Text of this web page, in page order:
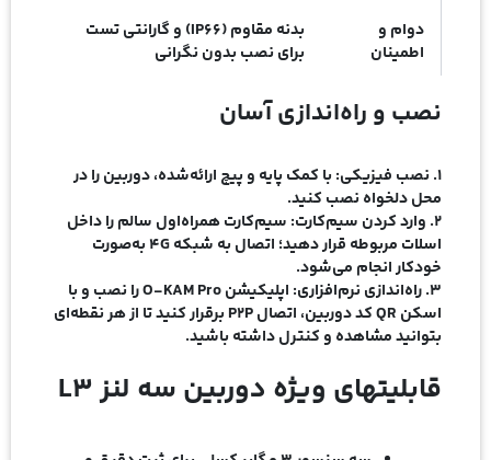
دوام و
اطمینان
بدنه مقاوم (IP66) و گارانتی تست
برای نصب بدون نگرانی
نصب و راه‌اندازی آسان
۱. نصب فیزیکی: با کمک پایه و پیچ‌ ارائه‌شده، دوربین را در
محل دلخواه نصب کنید.
2. وارد کردن سیم‌کارت: سیم‌کارت همراه‌اول سالم را داخل
اسلات مربوطه قرار دهید؛ اتصال به شبکه 4G به‌صورت
خودکار انجام می‌شود.
۳. راه‌اندازی نرم‌افزاری:
اپلیکیشن O-KAM Pro را نصب و با
اسکن QR کد دوربین، اتصال P2P برقرار کنید تا از هر نقطه‌ای
بتوانید مشاهده و کنترل داشته باشید.
قابلیتهای ویژه دوربین سه لنز L3